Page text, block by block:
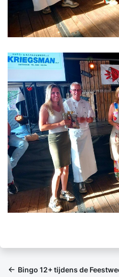
Bingo 12+ tijdens de